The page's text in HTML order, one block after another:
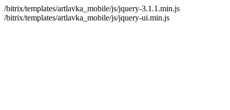
/bitrix/templates/artlavka_mobile/js/jquery-3.1.1.min.js
/bitrix/templates/artlavka_mobile/js/jquery-ui.min.js